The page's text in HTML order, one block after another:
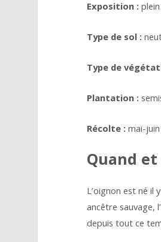
Exposition :
Type de sol :
Type de
Plantation :
Récolte : mai-
Quand
L’oignon est né il
ancêtre sauvage,
depuis tout ce